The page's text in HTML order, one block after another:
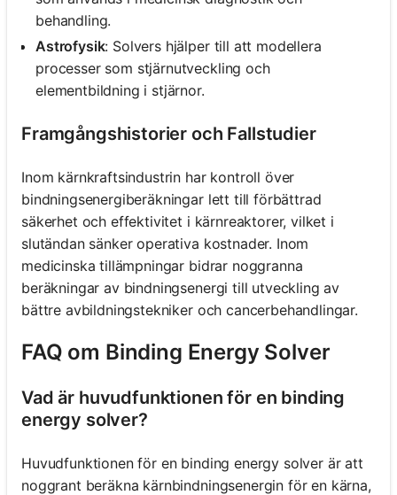
behandling.
Astrofysik: Solvers hjälper till att modellera
processer som stjärnutveckling och
elementbildning i stjärnor.
Framgångshistorier och Fallstudier
Inom kärnkraftsindustrin har kontroll över
bindningsenergiberäkningar lett till förbättrad
säkerhet och effektivitet i kärnreaktorer, vilket i
slutändan sänker operativa kostnader. Inom
medicinska tillämpningar bidrar noggranna
beräkningar av bindningsenergi till utveckling av
bättre avbildningstekniker och cancerbehandlingar.
FAQ om Binding Energy Solver
Vad är huvudfunktionen för en binding
energy solver?
Huvudfunktionen för en binding energy solver är att
noggrant beräkna kärnbindningsenergin för en kärna,